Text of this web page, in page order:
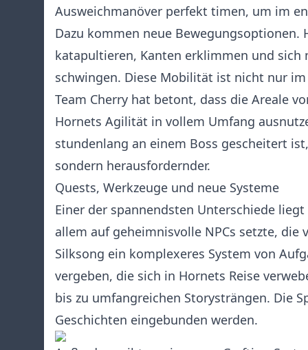
Ausweichmanöver perfekt timen, um im
Dazu kommen neue
katapultieren, Kanten erklimmen und sich
schwingen. Diese Mobilität ist nicht nur
Team Cherry hat betont, dass die Areale
Hornets Agilität in vollem Umfang
stundenlang an einem Boss gescheitert
sondern herausfordernder.
Quests, Werkzeuge und neue Systeme
Einer der spannendsten Unterschiede
allem auf geheimnisvolle NPCs setzte,
Silksong ein komplexeres System von
vergeben, die sich in Hornets Reise
bis zu umfangreichen Storysträngen. Die
Geschichten eingebunden werden.